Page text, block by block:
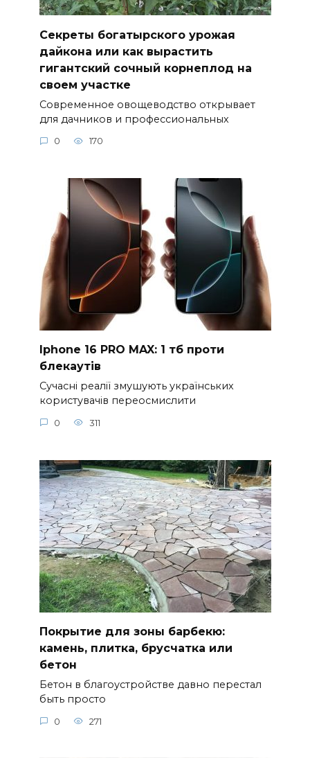
Секреты богатырского урожая
дайкона или как вырастить
гигантский сочный корнеплод на
своем участке
Современное овощеводство открывает
для дачников и профессиональных
0 170
Iphone 16 PRO MAX: 1 тб проти
блекаутів
Сучасні реалії змушують українських
користувачів переосмислити
0 311
Покрытие для зоны барбекю:
камень, плитка, брусчатка или
бетон
Бетон в благоустройстве давно перестал
быть просто
0 271